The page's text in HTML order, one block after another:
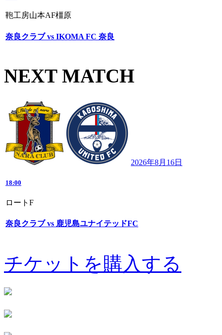
鞄工房山本AF橿原
奈良クラブ vs IKOMA FC 奈良
NEXT MATCH
2026年8月16日
18:00
ロートF
奈良クラブ vs 鹿児島ユナイテッドFC
チケットを購入する